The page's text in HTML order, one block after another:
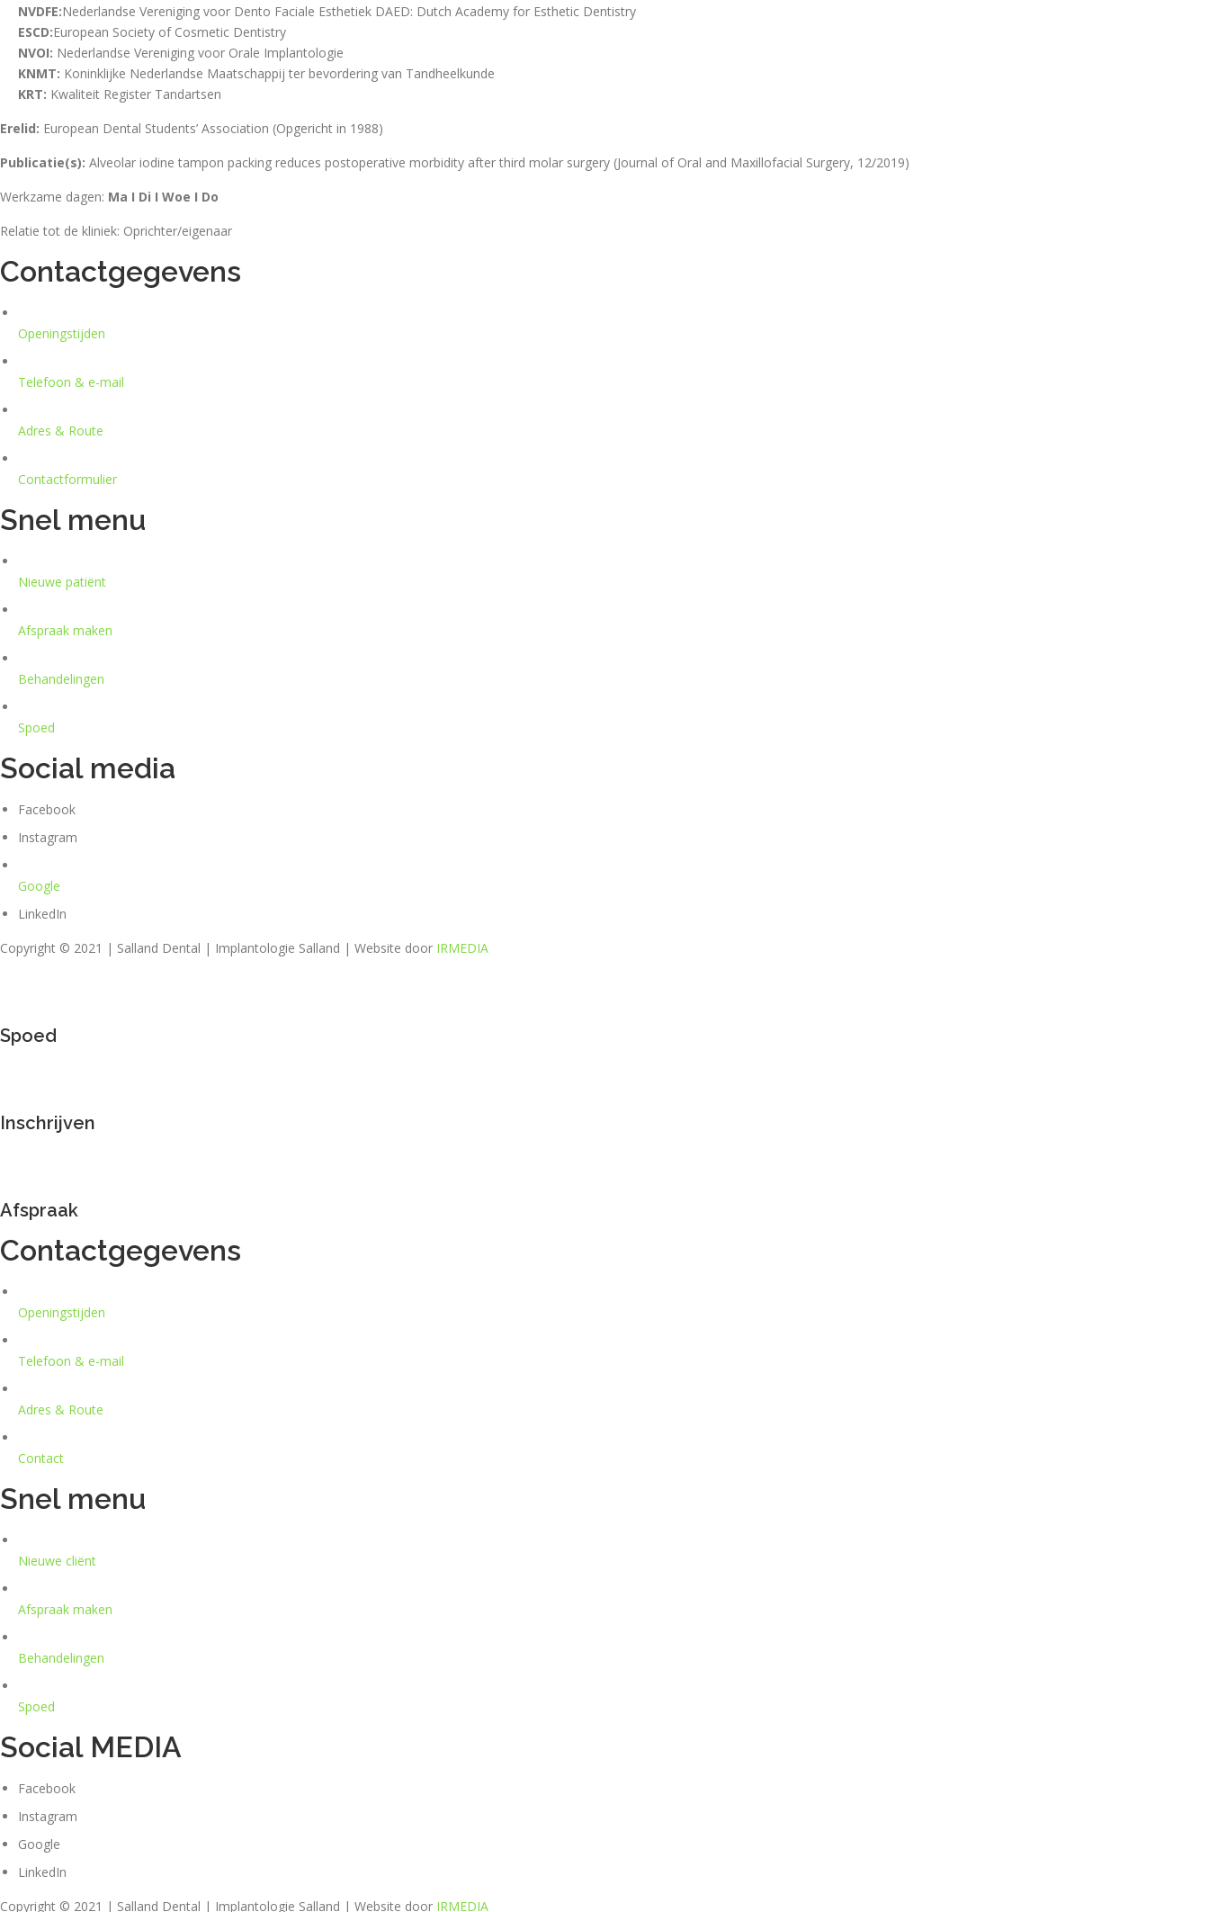
NVDFE:Nederlandse Vereniging voor Dento Faciale Esthetiek DAED: Dutch Academy for Esthetic Dentistry
ESCD:European Society of Cosmetic Dentistry
NVOI: Nederlandse Vereniging voor Orale Implantologie
KNMT: Koninklijke Nederlandse Maatschappij ter bevordering van Tandheelkunde
KRT: Kwaliteit Register Tandartsen
Erelid: European Dental Students’ Association (Opgericht in 1988)
Publicatie(s): Alveolar iodine tampon packing reduces postoperative morbidity after third molar surgery (Journal of Oral and Maxillofacial Surgery, 12/2019)
Werkzame dagen: Ma I Di I Woe I Do
Relatie tot de kliniek: Oprichter/eigenaar
Contactgegevens
Openingstijden
Telefoon & e-mail
Adres & Route
Contactformulier
Snel menu
Nieuwe patiënt
Afspraak maken
Behandelingen
Spoed
Social media
Facebook
Instagram
Google
LinkedIn
Copyright © 2021 | Salland Dental | Implantologie Salland | Website door IRMEDIA
Spoed
Inschrijven
Afspraak
Contactgegevens
Openingstijden
Telefoon & e-mail
Adres & Route
Contact
Snel menu
Nieuwe cliënt
Afspraak maken
Behandelingen
Spoed
Social MEDIA
Facebook
Instagram
Google
LinkedIn
Copyright © 2021 | Salland Dental | Implantologie Salland | Website door IRMEDIA